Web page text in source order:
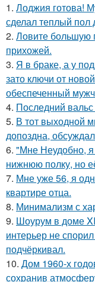
1. Лоджия готова!
сделал теплый пол
2. Ловите большую
прихожей.
3. Я в браке, а у
зато ключи от
обеспеченный
4. Последний
5. В тот выходной
допоздна,
6. "Мне Неудобно,
нижнюю полку, но
7. Мне уже 56, я
квартире отца.
8. Минимализм с
9. Шоурум в доме
интерьер не
подчёркивал.
10. Дом 1960-х
сохранив